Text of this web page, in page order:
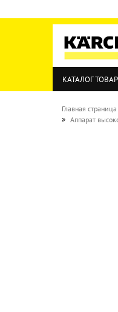
КАТАЛОГ
Главная страница
» Аппарат